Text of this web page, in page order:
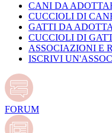
CANI DA
CUCCIOLI DI
GATTI DA
CUCCIOLI DI
ASSOCIAZIONI E
ISCRIVI
FORUM